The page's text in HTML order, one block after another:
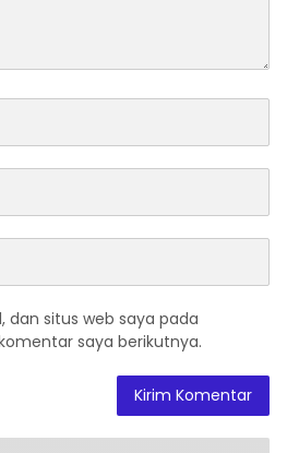
dan situs web saya pada
saya berikutnya.